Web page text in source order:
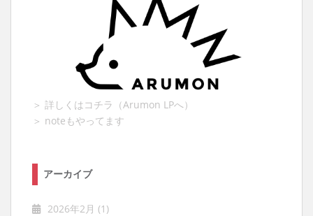
＞ 詳しくはコチラ（Arumon LPへ）
＞ noteもやってます
アーカイブ
2026年2月 (1)